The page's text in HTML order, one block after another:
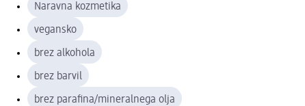
Naravna kozmetika
vegansko
brez alkohola
brez barvil
brez parafina/mineralnega olja